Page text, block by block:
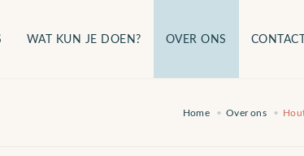
WAT KUN JE DOEN? OVER ONS
Home Over ons